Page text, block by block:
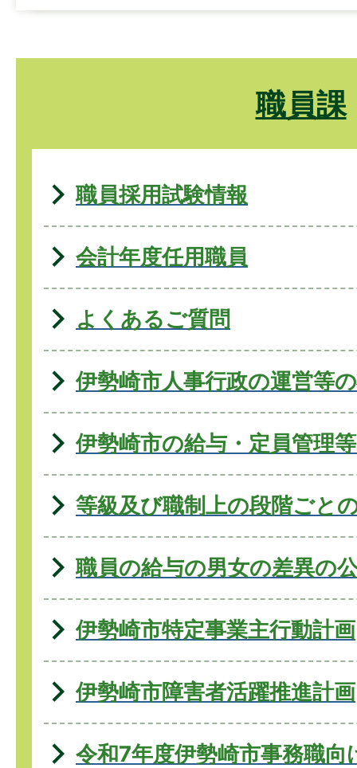
職員課
職員採用試験情報
会計年度任用職員
よくあるご質問
伊勢崎市人事行政の運営等
伊勢崎市の給与・定員管理
等級及び職制上の段階ごと
職員の給与の男女の差異の
伊勢崎市特定事業主行動計画
伊勢崎市障害者活躍推進計画
令和7年度伊勢崎市事務職